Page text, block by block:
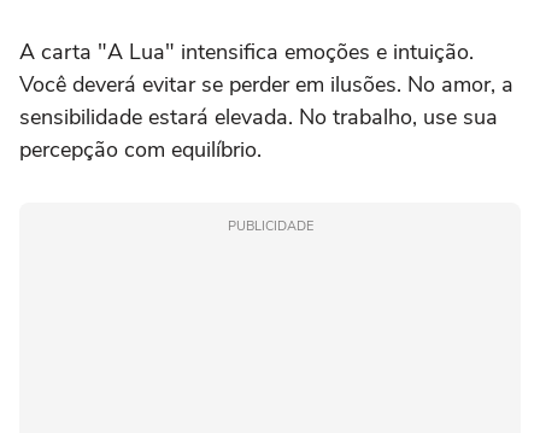
A carta "A Lua" intensifica emoções e intuição.
Você deverá evitar se perder em ilusões. No amor, a
sensibilidade estará elevada. No trabalho, use sua
percepção com equilíbrio.
PUBLICIDADE